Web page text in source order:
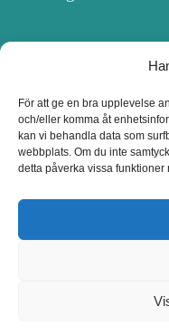
För att ge en bra upplevelse
och/eller komma åt
kan vi behandla data som
webbplats. Om du inte
detta påverka vissa funktioner